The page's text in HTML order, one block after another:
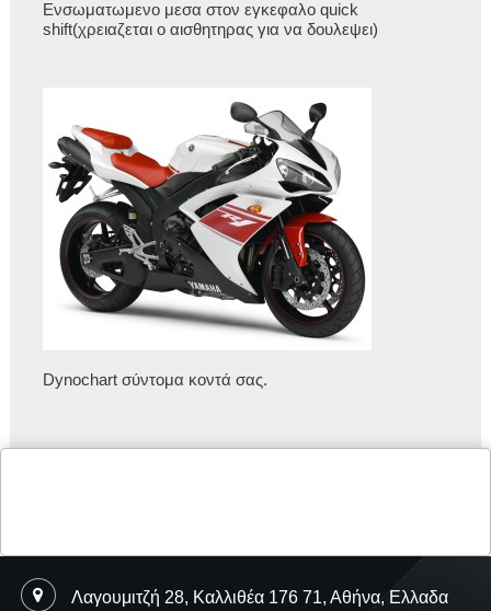
Ενσωματωμενο μεσα στον εγκεφαλο quick
shift(χρειαζεται ο αισθητηρας για να δουλεψει)
Dynochart σύντομα κοντά σας.
Λαγουμιτζή 28, Καλλιθέα 176 71, Αθήνα, Ελλαδα